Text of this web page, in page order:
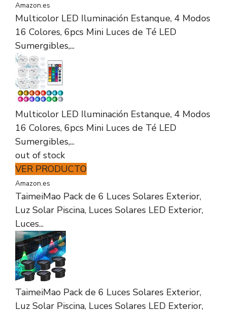
Amazon.es
Multicolor LED Iluminación Estanque, 4 Modos
16 Colores, 6pcs Mini Luces de Té LED
Sumergibles,...
Multicolor LED Iluminación Estanque, 4 Modos
16 Colores, 6pcs Mini Luces de Té LED
Sumergibles,...
out of stock
VER PRODUCTO
Amazon.es
TaimeiMao Pack de 6 Luces Solares Exterior,
Luz Solar Piscina, Luces Solares LED Exterior,
Luces...
TaimeiMao Pack de 6 Luces Solares Exterior,
Luz Solar Piscina, Luces Solares LED Exterior,